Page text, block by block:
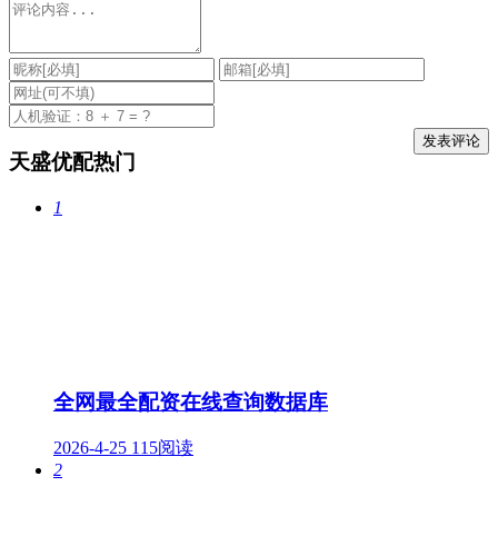
天盛优配热门
1
全网最全配资在线查询数据库
2026-4-25 115阅读
2